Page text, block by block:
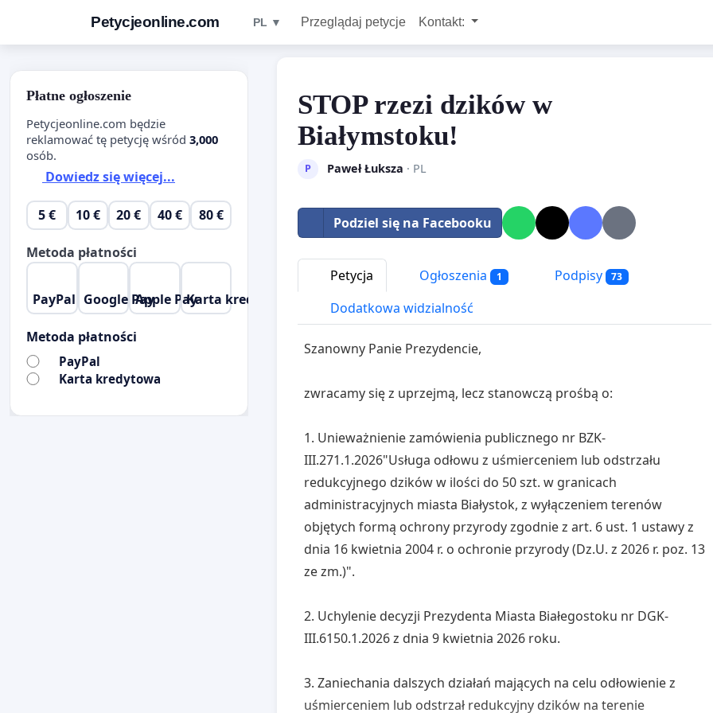
Petycjeonline.com PL ▼ Przeglądaj petycje Kontakt:
STOP rzezi dzików w
Białymstoku!
P Paweł Łuksza · PL
Podziel się na Facebooku
Petycja Ogłoszenia 1 Podpisy 73
Dodatkowa widzialność
Szanowny Panie Prezydencie,
zwracamy się z uprzejmą, lecz stanowczą prośbą o:
1. Unieważnienie zamówienia publicznego nr BZK-
III.271.1.2026"Usługa odłowu z uśmierceniem lub odstrzału
redukcyjnego dzików w ilości do 50 szt. w granicach
administracyjnych miasta Białystok, z wyłączeniem terenów
objętych formą ochrony przyrody zgodnie z art. 6 ust. 1 ustawy z
dnia 16 kwietnia 2004 r. o ochronie przyrody (Dz.U. z 2026 r. poz. 13
ze zm.)".
2. Uchylenie decyzji Prezydenta Miasta Białegostoku nr DGK-
III.6150.1.2026 z dnia 9 kwietnia 2026 roku.
3. Zaniechania dalszych działań mających na celu odłowienie z
uśmierceniem lub odstrzał redukcyjny dzików na terenie
Płatne ogłoszenie
Petycjeonline.com będzie
reklamować tę petycję wśród 3,000
osób.
Dowiedz się więcej...
5 € 10 € 20 € 40 € 80 €
Metoda płatności
PayPal Google PayApple PayKarta kredytowa
Metoda płatności
PayPal
Karta kredytowa